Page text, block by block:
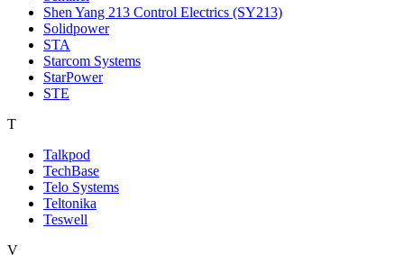
Shen Yang 213 Control Electrics (SY213)
Solidpower
STA
Starcom Systems
StarPower
STE
T
Talkpod
TechBase
Telo Systems
Teltonika
Teswell
V